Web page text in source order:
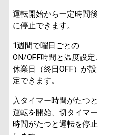
運転開始から一定時間後
に停止できます。
1週間で曜日ごとの
ON/OFF時間と温度設定、
休業日（終日OFF）が設
定できます。
入タイマー時間がたつと
運転を開始、切タイマー
時間がたつと運転を停止